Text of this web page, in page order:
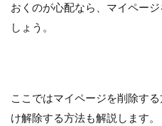
おくのが心配なら、マイペー
しょう。
ここではマイページを削除す
け解除する方法も解説します。